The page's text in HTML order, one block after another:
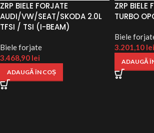
ZRP BIELE FORJATE
AUDI/VW/SEAT/SKODA 2.0L
TFSI / TSI (I-BEAM)
Biele forjate
3.468,90 lei
ADAUGĂ ÎN COȘ
ZRP BIELE
TURBO
Biele
3.201,10 lei
ADAUGĂ